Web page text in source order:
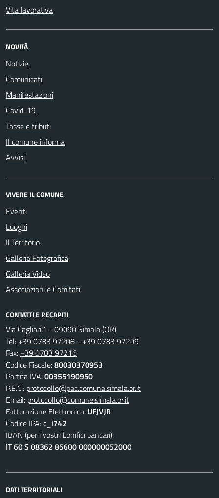
Vita lavorativa
NOVITÀ
Notizie
Comunicati
Manifestazioni
Covid-19
Tasse e tributi
Il comune informa
Avvisi
VIVERE IL COMUNE
Eventi
Luoghi
Il Territorio
Galleria Fotografica
Galleria Video
Associazioni e Comitati
CONTATTI E RECAPITI
Via Cagliari,1 - 09090 Simala (OR)
Tel: +39 0783 97208 - +39 0783 97209
Fax: +39 0783 97216
Codice Fiscale:80030370953
Partita IVA:00355190950
P.E.C.: protocollo@pec.comune.simala.or.it
Email: protocollo@comune.simala.or.it
Fatturazione Elettronica: UFJVJR
Codice IPA:c_i742
IBAN (per i vostri bonifici bancari):
IT 60 S 08362 85600 000000052000
DATI TERRITORIALI